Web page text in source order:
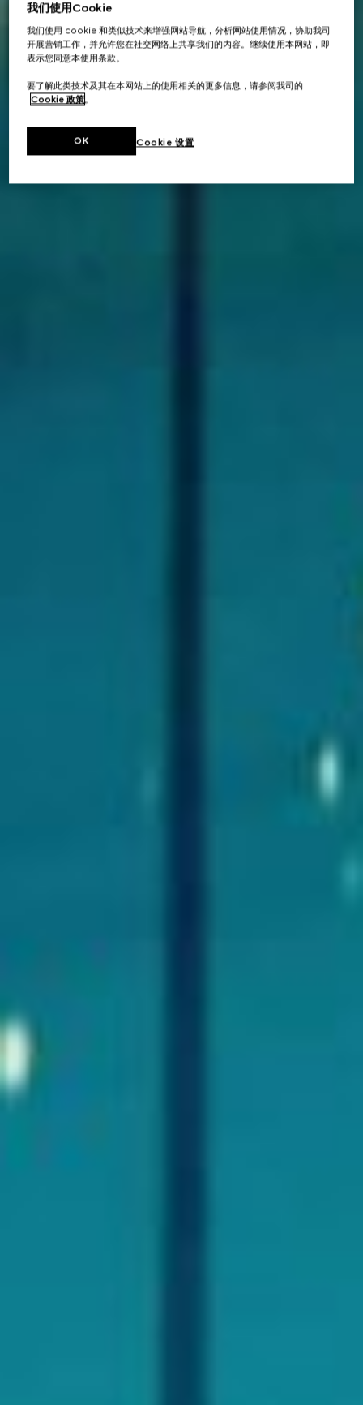
我们使用Cookie
我们使用 cookie 和类似技术来增强网站导航，分析网站使用情况，协助我司
开展营销工作，并允许您在社交网络上共享我们的内容。继续使用本网站，即
表示您同意本使用条款。
要了解此类技术及其在本网站上的使用相关的更多信息，请参阅我司的
Cookie 政策。
Cookie 设置
OK